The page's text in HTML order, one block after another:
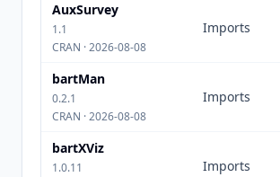
AuxSurvey
1.1
CRAN · 2026-08-08
Imports
bartMan
0.2.1
CRAN · 2026-08-08
Imports
bartXViz
1.0.11
Imports